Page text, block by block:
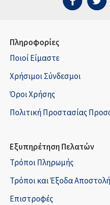
Πληροφορίες
Ποιοί Είμαστε
Χρήσιμοι Σύνδεσμοι
Όροι Χρήσης
Πολιτική Προστασίας
Εξυπηρέτηση Πελατών
Τρόποι Πληρωμής
Τρόποι και Έξοδα
Επιστροφές